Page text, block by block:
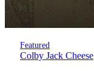
Featured
Colby Jack Cheese